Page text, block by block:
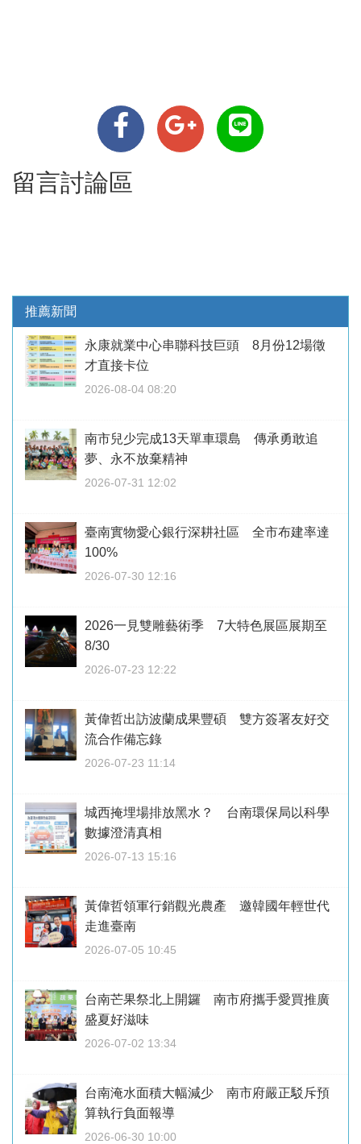
留言討論區
推薦新聞
永康就業中心串聯科技巨頭 8月份12場徵
才直接卡位
2026-08-04 08:20
南市兒少完成13天單車環島 傳承勇敢追
夢、永不放棄精神
2026-07-31 12:02
臺南實物愛心銀行深耕社區 全市布建率達
100%
2026-07-30 12:16
2026一見雙雕藝術季 7大特色展區展期至
8/30
2026-07-23 12:22
黃偉哲出訪波蘭成果豐碩 雙方簽署友好交
流合作備忘錄
2026-07-23 11:14
城西掩埋場排放黑水？ 台南環保局以科學
數據澄清真相
2026-07-13 15:16
黃偉哲領軍行銷觀光農產 邀韓國年輕世代
走進臺南
2026-07-05 10:45
台南芒果祭北上開鑼 南市府攜手愛買推廣
盛夏好滋味
2026-07-02 13:34
台南淹水面積大幅減少 南市府嚴正駁斥預
算執行負面報導
2026-06-30 10:00